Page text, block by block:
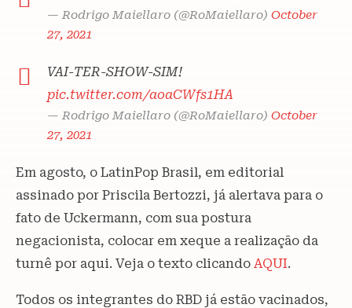
— Rodrigo Maiellaro (@RoMaiellaro) October
27, 2021
VAI-TER-SHOW-SIM!
pic.twitter.com/aoaCWfs1HA
— Rodrigo Maiellaro (@RoMaiellaro) October
27, 2021
Em agosto, o LatinPop Brasil, em editorial
assinado por Priscila Bertozzi, já alertava para o
fato de Uckermann, com sua postura
negacionista, colocar em xeque a realização da
turnê por aqui. Veja o texto clicando AQUI.
Todos os integrantes do RBD já estão vacinados,